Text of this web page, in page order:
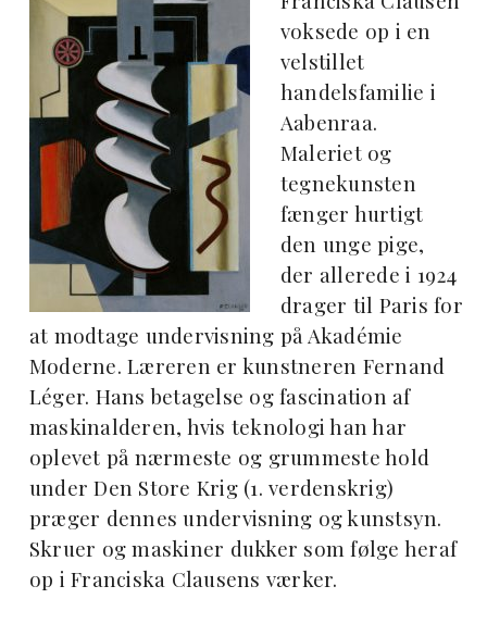
voksede op i en
velstillet
handelsfamilie i
Aabenraa.
Maleriet og
tegnekunsten
fænger hurtigt
den unge pige,
der allerede i 1924
drager til Paris for
at modtage undervisning på Akadémie
Moderne. Læreren er kunstneren Fernand
Léger. Hans betagelse og fascination af
maskinalderen, hvis teknologi han har
oplevet på nærmeste og grummeste hold
under Den Store Krig (1. verdenskrig)
præger dennes undervisning og kunstsyn.
Skruer og maskiner dukker som følge heraf
op i Franciska Clausens værker.